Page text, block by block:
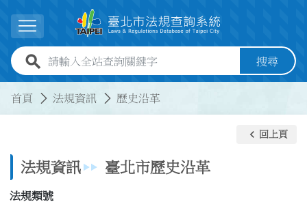
展開選單
全站查詢關鍵字欄位 搜尋
首頁 法規資訊 歷史沿革
法規資訊 臺北市歷史沿革
keyboard_arrow_left 回上頁
法規類號